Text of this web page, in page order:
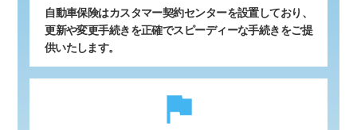
自動車保険はカスタマー契約センターを設置しており、
更新や変更手続きを正確でスピーディーな手続きをご提
供いたします。
flag